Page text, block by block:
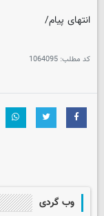
انتهای پیام/
کد مطلب: 1064095
وب گردی